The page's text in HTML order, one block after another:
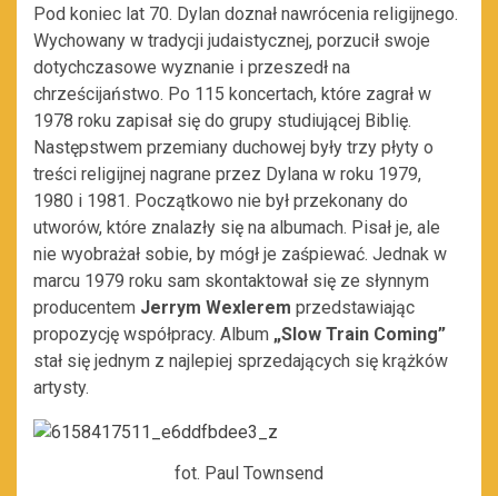
Pod koniec lat 70. Dylan doznał nawrócenia religijnego.
Wychowany w tradycji judaistycznej, porzucił swoje
dotychczasowe wyznanie i przeszedł na
chrześcijaństwo. Po 115 koncertach, które zagrał w
1978 roku zapisał się do grupy studiującej Biblię.
Następstwem przemiany duchowej były trzy płyty o
treści religijnej nagrane przez Dylana w roku 1979,
1980 i 1981. Początkowo nie był przekonany do
utworów, które znalazły się na albumach. Pisał je, ale
nie wyobrażał sobie, by mógł je zaśpiewać. Jednak w
marcu 1979 roku sam skontaktował się ze słynnym
producentem Jerrym Wexlerem przedstawiając
propozycję współpracy. Album „Slow Train Coming”
stał się jednym z najlepiej sprzedających się krążków
artysty.
fot. Paul Townsend